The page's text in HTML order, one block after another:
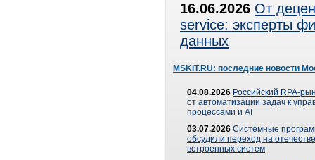
16.06.2026 От
service: эксперты
данных
MSKIT.RU: последние новости
04.08.2026 Российский RPA-
от автоматизации задач к
процессами и AI
03.07.2026 Системные
обсудили переход на
встроенных систем